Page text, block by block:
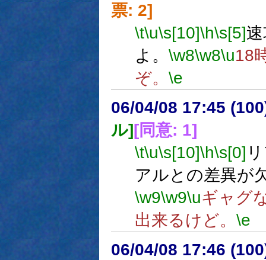
票: 2]
\t\u\s[10]\h\s[5]
よ。 \w8\w8\u18
ぞ。 \e
06/04/08 17:45
ル][同意: 1]
\t\u\s[10]\h\s[0]
アルとの差異が
\w9\w9\uギャグ
出来るけど。 \e
06/04/08 17:46